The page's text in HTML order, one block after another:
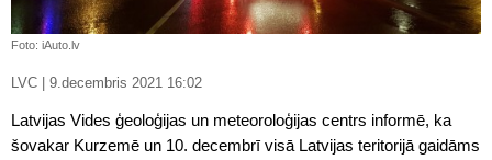
Foto: iAuto.lv
LVC | 9.decembris 2021 16:02
Latvijas Vides ģeoloģijas un meteoroloģijas centrs informē, ka
šovakar Kurzemē un 10. decembrī visā Latvijas teritorijā gaidāms